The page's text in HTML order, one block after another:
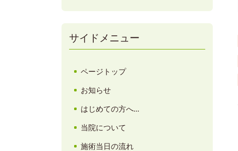
サイドメニュー
ページトップ
お知らせ
はじめての方へ…
当院について
施術当日の流れ